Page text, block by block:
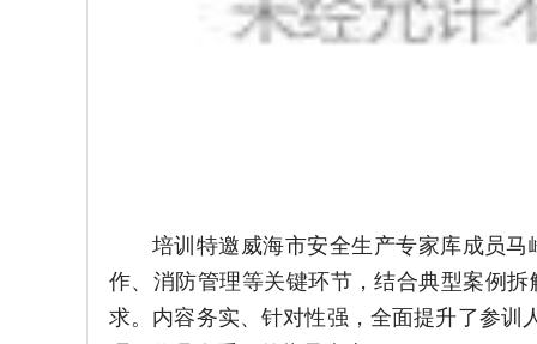
培训特邀威海市安全生产专家库成员
作、消防管理等关键环节，结合典型案例
求。内容务实、针对性强，全面提升了参训